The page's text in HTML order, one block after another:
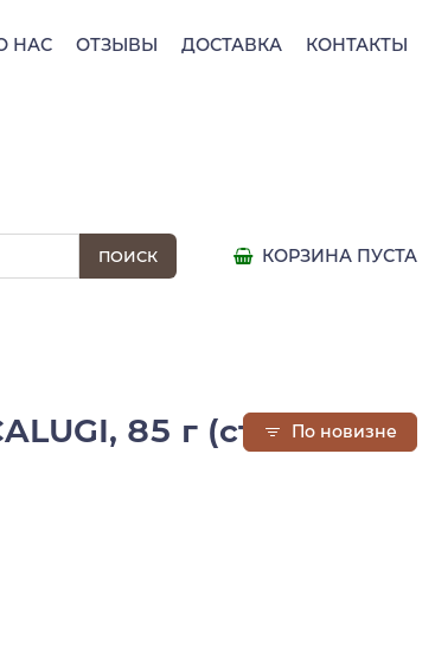
НАС ОТЗЫВЫ ДОСТАВКА КОНТАКТЫ
КОРЗИНА ПУСТА
85 г (ст/б)По новизне